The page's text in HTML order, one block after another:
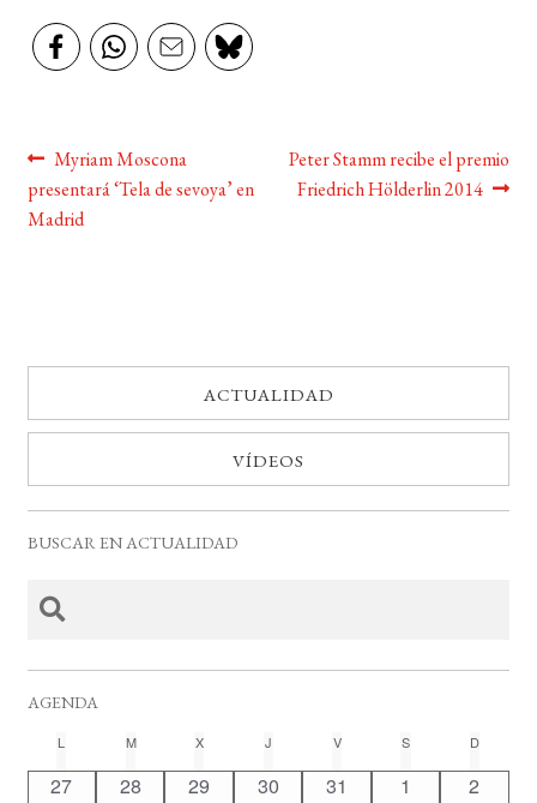
Navegación
de
Anterior:
Myriam Moscona
presentará ‘Tela de sevoya’ en
Madrid
Siguiente:
Peter Stamm recibe el premio
Friedrich Hölderlin 2014
ACTUALIDAD
VÍDEOS
BUSCAR EN ACTUALIDAD
AGENDA
a
L MMARTES XMIÉRCOLES
J VVIERNES SSÁBADO D
0
27
0
28
0
29
0
30
0
31
0
1
0
2